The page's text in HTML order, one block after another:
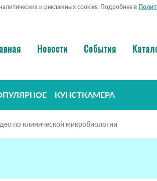
и рекламных cookies. Подробнее в
Новости События
КУНСТКАМЕРА
по клинической микробиологии